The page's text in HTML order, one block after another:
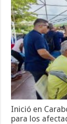
Inició en
para los